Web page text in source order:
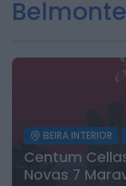
Belmonte
BEIRA INTERIOR
Centum
Novas 7